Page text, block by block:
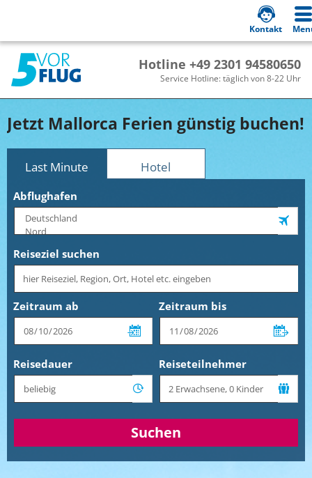
Hotline +49 2301 94580650
Service Hotline: täglich von 8-22 Uhr
Kontakt
Jetzt Mallorca Ferien günstig buchen!
Last Minute Hotel
Abflughafen
Reiseziel suchen
Zeitraum ab Zeitraum bis
Reisedauer Reiseteilnehmer
Suchen